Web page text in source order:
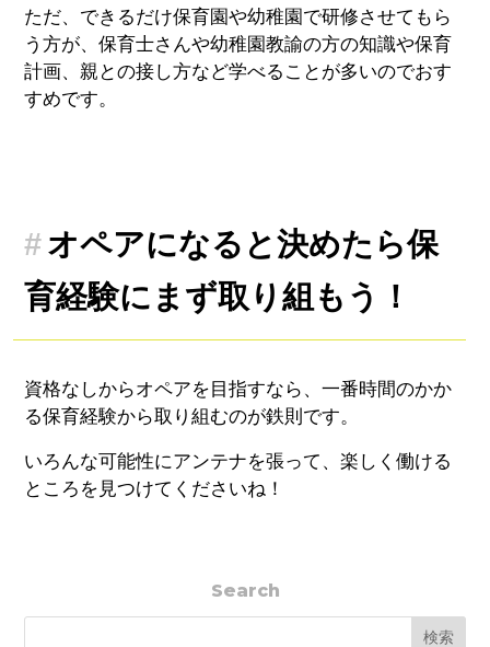
ただ、できるだけ保育園や幼稚園で研修させてもら
う方が、保育士さんや幼稚園教諭の方の知識や保育
計画、親との接し方など学べることが多いのでおす
すめです。
オペアになると決めたら保
育経験にまず取り組もう！
資格なしからオペアを目指すなら、一番時間のかか
る保育経験から取り組むのが鉄則です。
いろんな可能性にアンテナを張って、楽しく働ける
ところを見つけてくださいね！
Search